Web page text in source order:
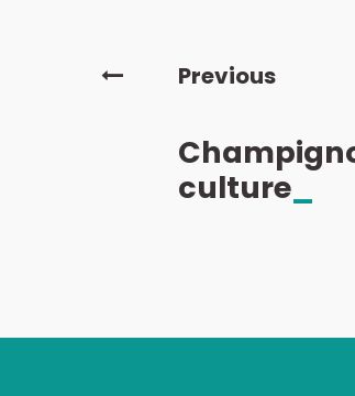
Previous
culture